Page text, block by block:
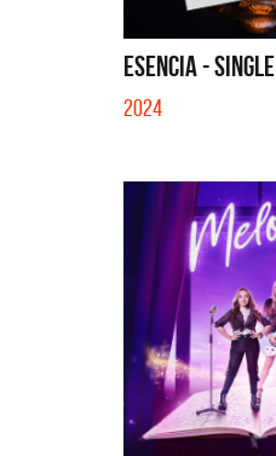
ESENCIA - SINGLE
2024